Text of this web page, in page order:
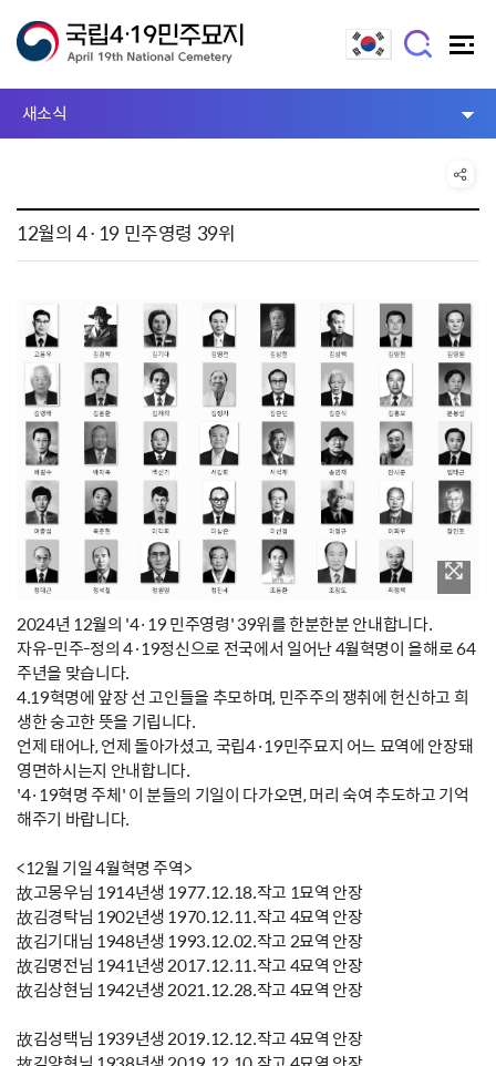
새소식
12월의 4·19 민주영령 39위
2024년 12월의 '4·19 민주영령' 39위를 한분한분 안내합니다.
자유-민주-정의 4·19정신으로 전국에서 일어난 4월혁명이 올해로 64
주년을 맞습니다.
4.19혁명에 앞장 선 고인들을 추모하며, 민주주의 쟁취에 헌신하고 희
생한 숭고한 뜻을 기립니다.
언제 태어나, 언제 돌아가셨고, 국립4·19민주묘지 어느 묘역에 안장돼
영면하시는지 안내합니다.
'4·19혁명 주체' 이 분들의 기일이 다가오면, 머리 숙여 추도하고 기억
해주기 바랍니다.
<12월 기일 4월혁명 주역>
故고몽우님 1914년생 1977.12.18.작고 1묘역 안장
故김경탁님 1902년생 1970.12.11.작고 4묘역 안장
故김기대님 1948년생 1993.12.02.작고 2묘역 안장
故김명전님 1941년생 2017.12.11.작고 4묘역 안장
故김상현님 1942년생 2021.12.28.작고 4묘역 안장
故김성택님 1939년생 2019.12.12.작고 4묘역 안장